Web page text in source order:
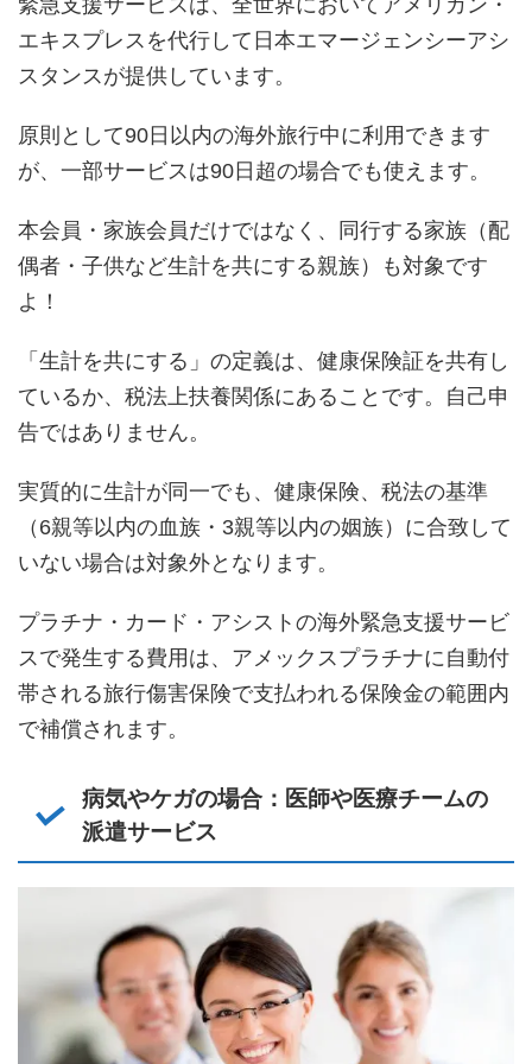
緊急支援サービスは、全世界においてアメリカン・
エキスプレスを代行して日本エマージェンシーアシ
スタンスが提供しています。
原則として90日以内の海外旅行中に利用できます
が、一部サービスは90日超の場合でも使えます。
本会員・家族会員だけではなく、同行する家族（配
偶者・子供など生計を共にする親族）も対象です
よ！
「生計を共にする」の定義は、健康保険証を共有し
ているか、税法上扶養関係にあることです。自己申
告ではありません。
実質的に生計が同一でも、健康保険、税法の基準
（6親等以内の血族・3親等以内の姻族）に合致して
いない場合は対象外となります。
プラチナ・カード・アシストの海外緊急支援サービ
スで発生する費用は、アメックスプラチナに自動付
帯される旅行傷害保険で支払われる保険金の範囲内
で補償されます。
病気やケガの場合：医師や医療チームの
派遣サービス